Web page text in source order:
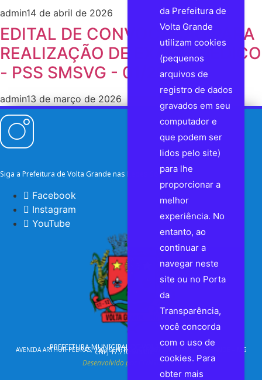
admin14 de abril de 2026
EDITAL DE CONVOCAÇÃO PARA
REALIZAÇÃO DE EXAME MÉDICO
- PSS SMSVG - 01/2026
admin13 de março de 2026
Siga a Prefeitura de Volta Grande nas Redes Sociais
Facebook
Instagram
YouTube
PREFEITURA MUNICIPAL DE VOLTA GRANDE | MG
AVENIDA ARTHUR PEDRAS, 120, CENTRO - CEP 36720-000 - VOLTA GRANDE – MG
CNPJ 17.710.690/0001-75
Desenvolvido por CONSULPLUS
da Prefeitura de
Volta Grande
utilizam cookies
(pequenos
arquivos de
registro de dados
gravados em seu
computador e
que podem ser
lidos pelo site)
para lhe
proporcionar a
melhor
experiência. No
entanto, ao
continuar a
navegar neste
site ou no Porta
da
Transparência,
você concorda
com o uso de
cookies. Para
obter mais